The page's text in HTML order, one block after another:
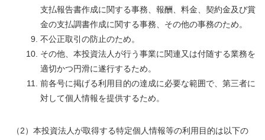
支払報告書作成に関する事務、報酬、料金、契約金及び賞
金の支払調書作成に関する事務、その他の事務のため。
不公正取引の防止のため。
その他、本投資法人が行う事業に関連又は付随する業務を
適切かつ円滑に遂行するため。
前各号に掲げる利用目的の達成に必要な範囲で、第三者に
対して個人情報を提供するため。
（2）本投資法人が取得する特定個人情報等の利用目的は以下の